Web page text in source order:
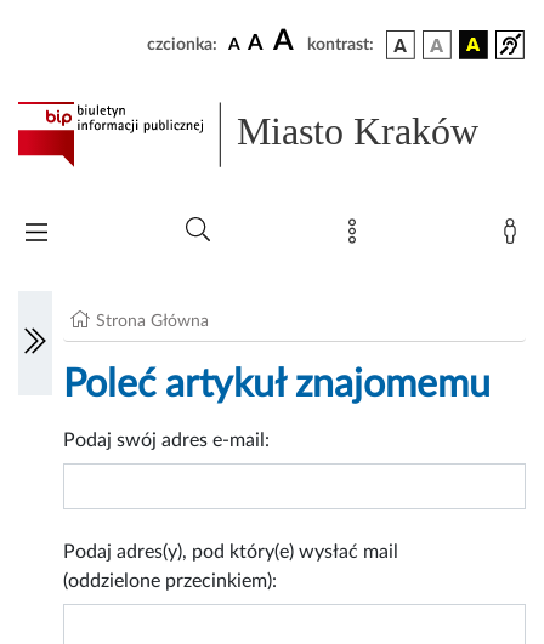
czcionka: A A A kontrast:
Miasto Kraków
Strona Główna
Poleć artykuł znajomemu
Podaj swój adres e-mail:
Podaj adres(y), pod który(e) wysłać mail
(oddzielone przecinkiem):